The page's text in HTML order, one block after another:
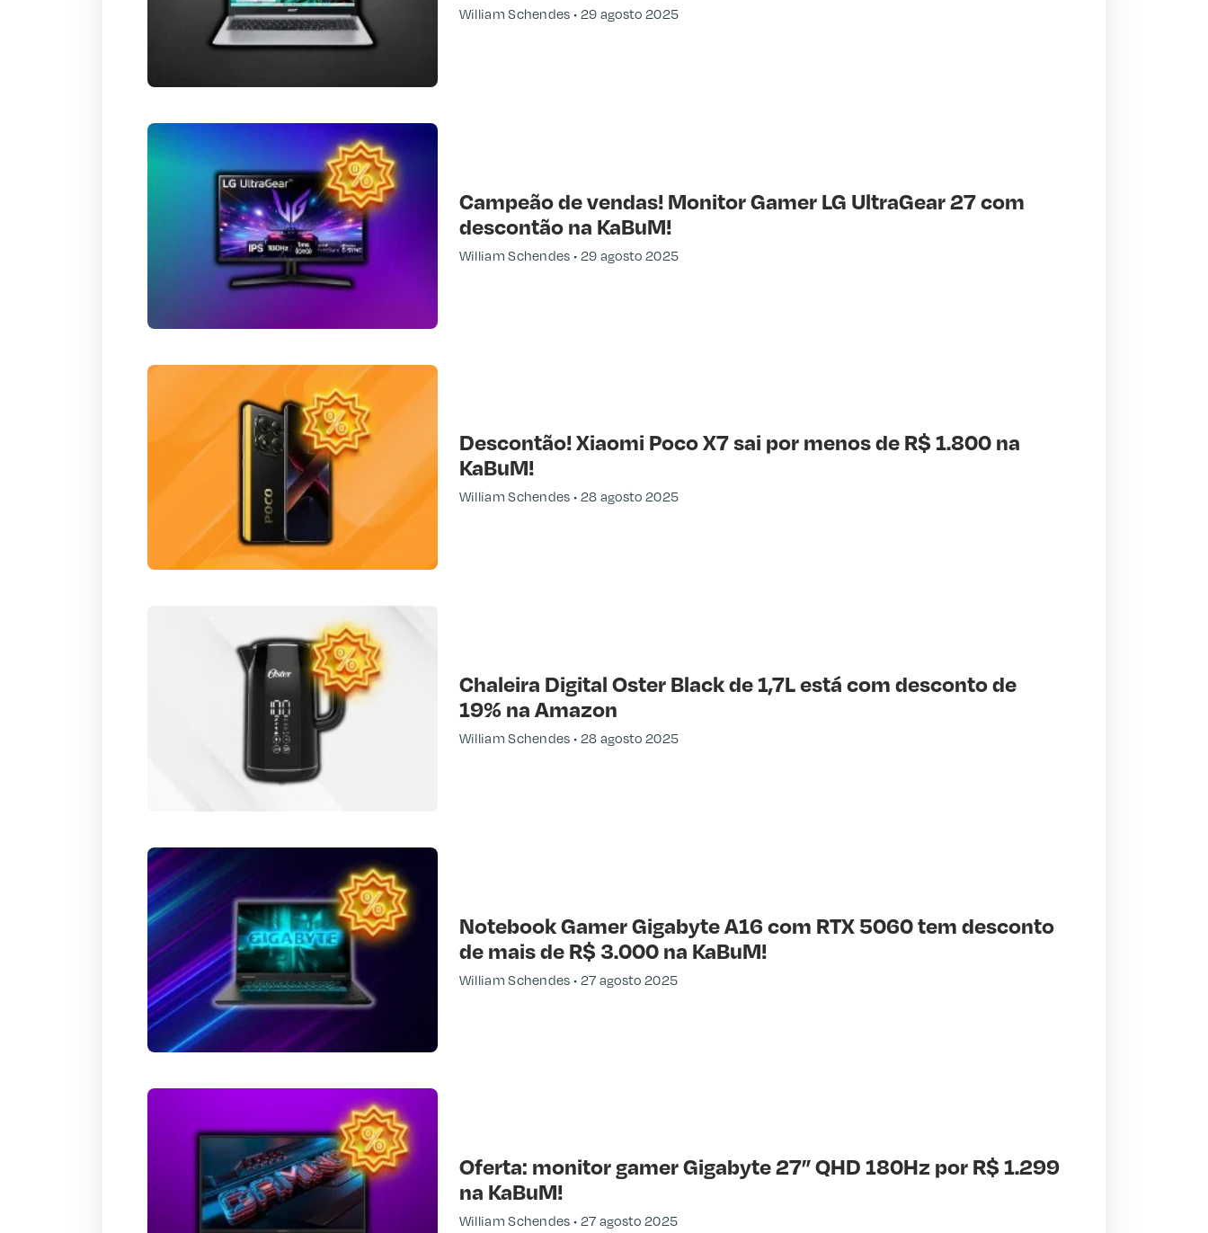
William Schendes 29 agosto 2025
Campeão de vendas! Monitor Gamer LG UltraGear 27 com
descontão na KaBuM!
William Schendes 29 agosto 2025
Descontão! Xiaomi Poco X7 sai por menos de R$ 1.800 na
KaBuM!
William Schendes 28 agosto 2025
Chaleira Digital Oster Black de 1,7L está com desconto de
19% na Amazon
William Schendes 28 agosto 2025
Notebook Gamer Gigabyte A16 com RTX 5060 tem desconto
de mais de R$ 3.000 na KaBuM!
William Schendes 27 agosto 2025
Oferta: monitor gamer Gigabyte 27” QHD 180Hz por R$ 1.299
na KaBuM!
William Schendes 27 agosto 2025